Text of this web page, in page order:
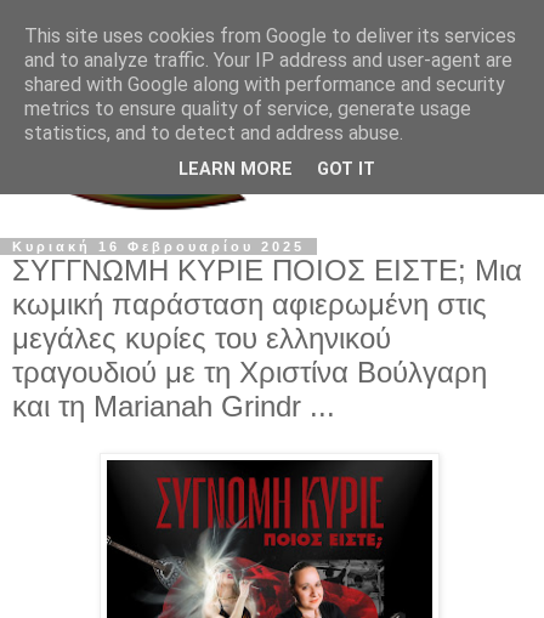
Κυριακή 16 Φεβρουαρίου 2025
ΣΥΓΓΝΩΜΗ ΚΥΡΙΕ ΠΟΙΟΣ ΕΙΣΤΕ; Μια
κωμική παράσταση αφιερωμένη στις
μεγάλες κυρίες του ελληνικού
τραγουδιού με τη Χριστίνα Βούλγαρη
και τη Marianah Grindr ...
This site uses cookies from Google to deliver its services
and to analyze traffic. Your IP address and user-agent are
shared with Google along with performance and security
metrics to ensure quality of service, generate usage
statistics, and to detect and address abuse.
LEARN MORE GOT IT